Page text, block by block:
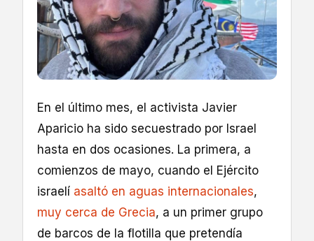
En el último mes, el activista Javier
Aparicio ha sido secuestrado por Israel
hasta en dos ocasiones. La primera, a
comienzos de mayo, cuando el Ejército
israelí asaltó en aguas internacionales,
muy cerca de Grecia, a un primer grupo
de barcos de la flotilla que pretendía